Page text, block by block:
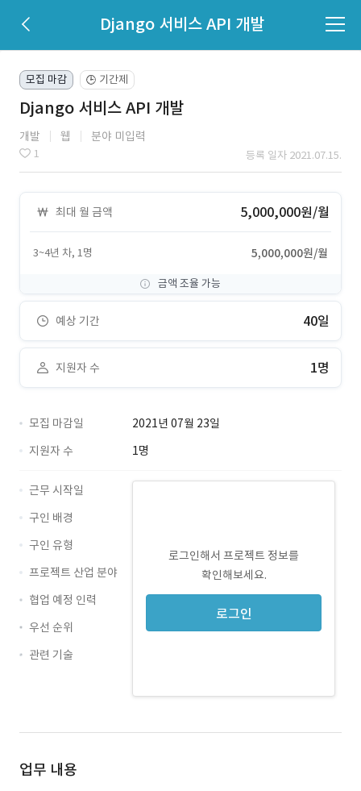
Django 서비스 API 개발
모집 마감 🕒 기간제
Django 서비스 API 개발
개발 웹 분야 미입력
1 등록 일자 2021.07.15.
최대 월 금액 5,000,000원/월
3~4년 차, 1명 5,000,000원/월
금액 조율 가능
예상 기간 40일
지원자 수 1명
모집 마감일
2021년 07월 23일
지원자 수
1명
로그인해서 프로젝트 정보를
확인해보세요.
로그인
근무 시작일
구인 배경
구인 유형
프로젝트 산업 분야
협업 예정 인력
우선 순위
관련 기술
업무 내용